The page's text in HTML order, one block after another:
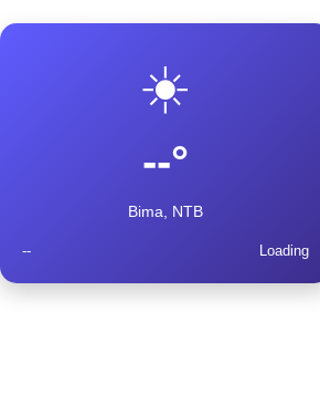
☀️
--°
Bima, NTB
-- Loading